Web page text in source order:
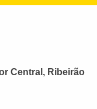
Central, Ribeirão